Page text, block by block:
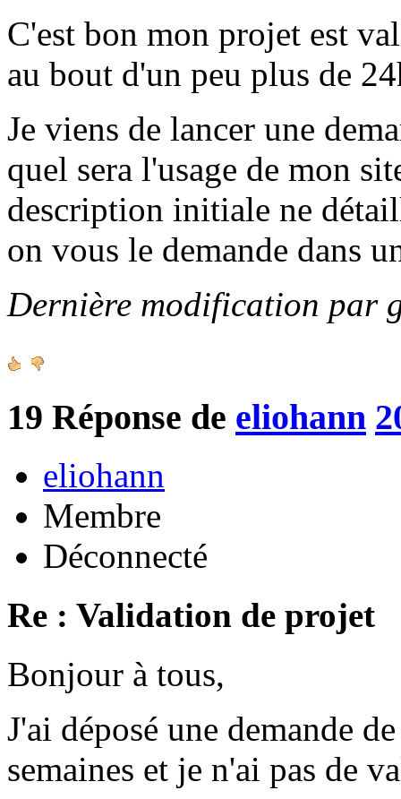
C'est bon mon projet est
au bout d'un peu plus de
Je viens de lancer une
quel sera l'usage de mon
description initiale ne
on vous le demande dans
Dernière modification par
19 Réponse de eliohann
eliohann
Membre
Déconnecté
Re : Validation de projet
Bonjour à tous,
J'ai déposé une demande
semaines et je n'ai pas de